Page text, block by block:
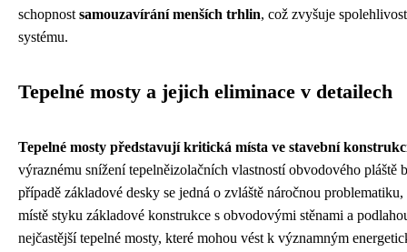
schopnost samouzavírání menších trhlin, což zvyšuje
systému.
Tepelné mosty a jejich eliminace v detailech
Tepelné mosty představují kritická místa ve stavební
výraznému snížení tepelněizolačních vlastností obvodového pláště
případě základové desky se jedná o zvláště náročnou
místě styku základové konstrukce s obvodovými stěnami a
nejčastější tepelné mosty, které mohou vést k významným